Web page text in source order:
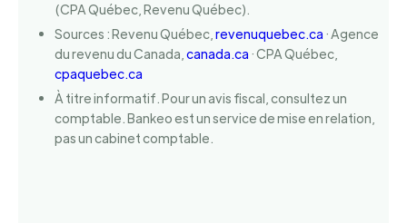
(CPA Québec, Revenu Québec).
Sources : Revenu Québec, revenuquebec.ca · Agence
du revenu du Canada, canada.ca · CPA Québec,
cpaquebec.ca
À titre informatif. Pour un avis fiscal, consultez un
comptable. Bankeo est un service de mise en relation,
pas un cabinet comptable.